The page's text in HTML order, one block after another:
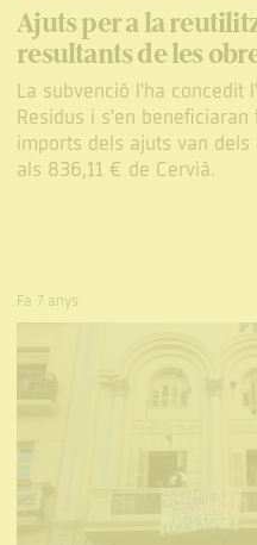
Ajuts per a la
resultants de les
La subvenció l'ha concedit
Residus i s'en
imports dels ajuts van
als 836,11 € de Cervià.
Fa 7 anys